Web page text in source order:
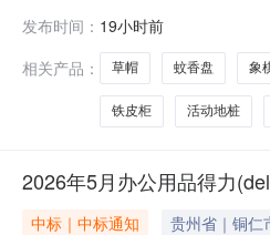
位名称:合肥市中房物业
发布时间： 19小时前
相关产品：
草帽 蚊香盘 象
铁皮柜 活动地桩
2026年5月办公用品得力
中标｜中标通知 贵州省｜铜仁